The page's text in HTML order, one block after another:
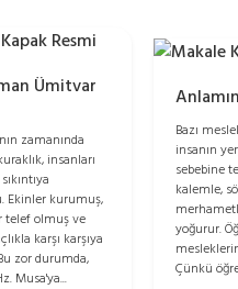
Ümitvar
zamanında
insanları
Ekinler kurumuş,
telef olmuş ve
karşı karşıya
zor durumda,
Musa'ya...
Bazı
insanın
sebebine
kalemle,
yoğurur.
Çünkü